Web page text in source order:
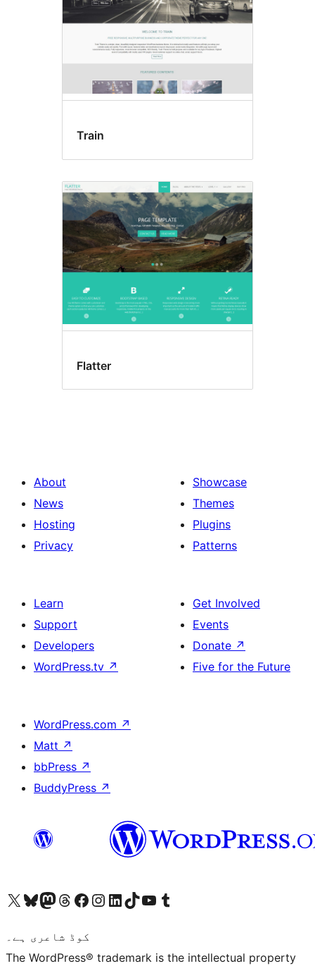
Train
Flatter
About
News
Hosting
Privacy
Showcase
Themes
Plugins
Patterns
Learn
Support
Developers
WordPress.tv ↗
Get Involved
Events
Donate ↗
Five for the Future
WordPress.com ↗
Matt ↗
bbPress ↗
BuddyPress ↗
Visit our X (formerly Twitter) account
ہمارے بلیواسکائی اکاؤنٹ پر جائیں
Visit our Mastodon account
ہمارے ٹھریڈز اکاؤنٹ پر جائیں
Visit our Facebook page
Visit our Instagram account
Visit our LinkedIn account
ہمارے ٹک ٹاک اکاؤنٹ پر جائیں
Visit our YouTube channel
ہمارے ٹمبلر اکاؤنٹ پر جائیں
کوڈ شاعری ہے۔
The WordPress® trademark is the intellectual property